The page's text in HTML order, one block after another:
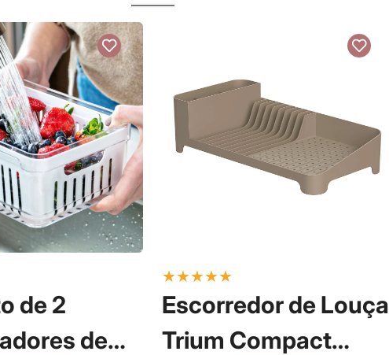
de 2
de
★★★★★
Escorredor de Louça
Trium Compact